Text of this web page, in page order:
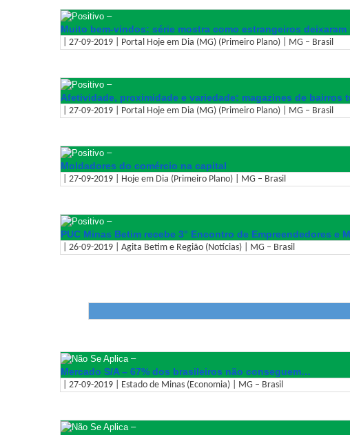
–
Muito bem-vindos: série mostra como estrangeiros
| 27-09-2019 | Portal Hoje em Dia (MG) (Primeiro Plano) | MG – Brasil
–
Afetividade, proximidade e variedade: magazines de bairros
| 27-09-2019 | Portal Hoje em Dia (MG) (Primeiro Plano) | MG – Brasil
–
Moldadores do comércio na capital
| 27-09-2019 | Hoje em Dia (Primeiro Plano) | MG – Brasil
–
PUC Minas Betim recebe 3° Encontro de Empreendedores e
| 26-09-2019 | Agita Betim e Região (Notícias) | MG – Brasil
–
Mercado S/A – 67% dos brasileiros não conseguem…
| 27-09-2019 | Estado de Minas (Economia) | MG – Brasil
–